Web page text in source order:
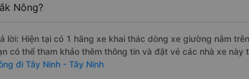
Nông?
lời: Hiện tại có 1 hãng xe khai thác dòng xe giường nằm
có thể tham khảo thêm thông tin và đặt vé các nhà xe này
đi Tây Ninh - Tây Ninh